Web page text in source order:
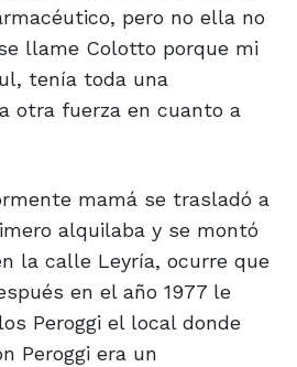
pero no ella no
llame Colotto porque mi
tenía toda una
otra fuerza en cuanto a
mamá se trasladó a
alquilaba y se montó
la calle Leyría, ocurre que
en el año 1977 le
Peroggi el local donde
Peroggi era un